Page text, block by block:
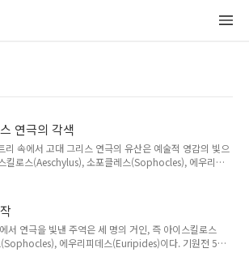
연극의 각색
리 속에서 고대 그리스 연극의 유산은 예술적 영감의 빛으
킬로스(Aeschylus), 소포클레스(Sophocles), 에우리피
비극부터 아리스토파네스(Aristophanes)의 희극적 광채
는 현대의 무대에서 이러한 고전적 이야기에 새로운 생명
작품에 있다. 고대 그리스 연극과 현대 연극
를 풀고, 연출가, 극작가, 배우들이 시대를 초월한 이야기
석하고 있는지를 살펴본다. 현대의 고전 수용 현대 연극이
서 연극을 빛낸 주역은 세 명의 거인, 즉 아이스킬로스
에우리피데스(Euripides)이다. 기원전 5세
장으로서 그들의 공헌은 서양 연극 전통의 초석이 되고 있